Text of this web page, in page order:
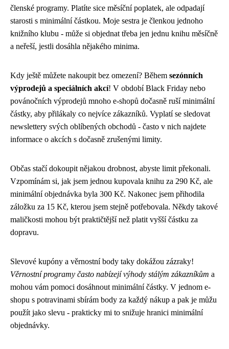
členské programy. Platíte sice měsíční poplatek, ale odpadají
starosti s minimální částkou. Moje sestra je členkou jednoho
knižního klubu - může si objednat třeba jen jednu knihu měsíčně
a neřeší, jestli dosáhla nějakého minima.
Kdy ještě můžete nakoupit bez omezení? Během sezónních
výprodejů a speciálních akcí! V období Black Friday nebo
povánočních výprodejů mnoho e-shopů dočasně ruší minimální
částky, aby přilákaly co nejvíce zákazníků. Vyplatí se sledovat
newslettery svých oblíbených obchodů - často v nich najdete
informace o akcích s dočasně zrušenými limity.
Občas stačí dokoupit nějakou drobnost, abyste limit překonali.
Vzpomínám si, jak jsem jednou kupovala knihu za 290 Kč, ale
minimální objednávka byla 300 Kč. Nakonec jsem přihodila
záložku za 15 Kč, kterou jsem stejně potřebovala. Někdy takové
maličkosti mohou být praktičtější než platit vyšší částku za
dopravu.
Slevové kupóny a věrnostní body taky dokážou zázraky!
Věrnostní programy často nabízejí výhody stálým zákazníkům a
mohou vám pomoci dosáhnout minimální částky. V jednom e-
shopu s potravinami sbírám body za každý nákup a pak je můžu
použít jako slevu - prakticky mi to snižuje hranici minimální
objednávky.